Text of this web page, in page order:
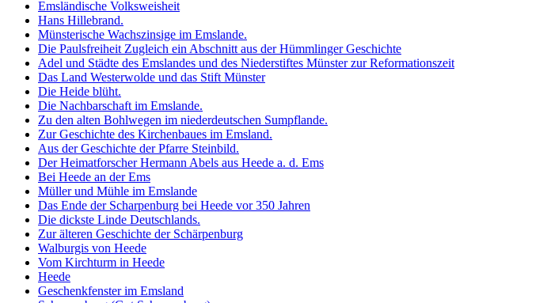
Emsländische Volksweisheit
Hans Hillebrand.
Münsterische Wachszinsige im Emslande.
Die Paulsfreiheit Zugleich ein Abschnitt aus der Hümmlinger Geschichte
Adel und Städte des Emslandes und des Niederstiftes Münster zur Reformationszeit
Das Land Westerwolde und das Stift Münster
Die Heide blüht.
Die Nachbarschaft im Emslande.
Zu den alten Bohlwegen im niederdeutschen Sumpflande.
Zur Geschichte des Kirchenbaues im Emsland.
Aus der Geschichte der Pfarre Steinbild.
Der Heimatforscher Hermann Abels aus Heede a. d. Ems
Bei Heede an der Ems
Müller und Mühle im Emslande
Das Ende der Scharpenburg bei Heede vor 350 Jahren
Die dickste Linde Deutschlands.
Zur älteren Geschichte der Schärpenburg
Walburgis von Heede
Vom Kirchturm in Heede
Heede
Geschenkfenster im Emsland